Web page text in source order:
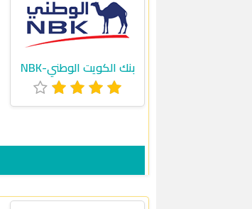
بنك الكويت الوطني-NBK